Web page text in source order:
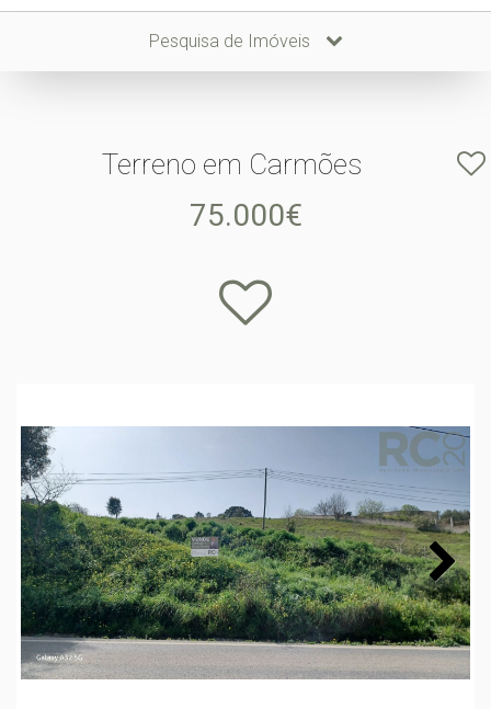
Pesquisa de Imóveis
Terreno em Carmões
75.000€
Next